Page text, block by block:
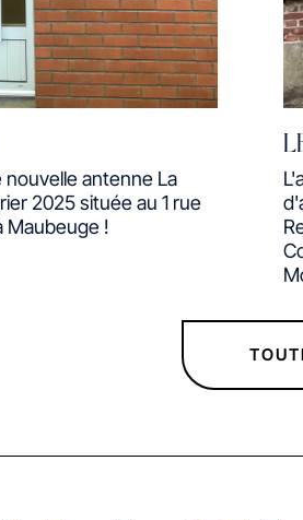
antenne La
2025 située au 1 rue
Maubeuge !